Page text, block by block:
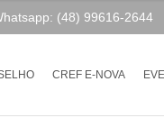
(48) 99616-2644
CREF E-NOVA